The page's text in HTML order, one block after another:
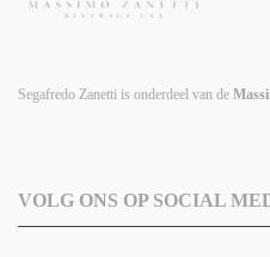
Segafredo Zanetti is onderdeel van de
VOLG ONS OP SOCIAL